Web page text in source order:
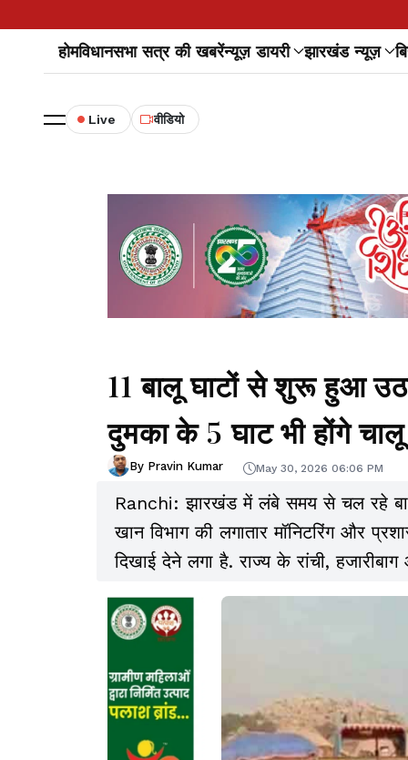
होमविधानसभा सत्र की खबरेंन्यूज़ डायरी झारखंड न्यूज़
Live वीडियो
11 बालू घाटों से शुरू हुआ
दुमका के 5 घाट भी होंगे चालू
By Pravin Kumar May 30, 2026 06:06 PM
Ranchi: झारखंड में लंबे समय से चल रहे
खान विभाग की लगातार मॉनिटरिंग और
दिखाई देने लगा है. राज्य के रांची,
हो गया है, जबकि पांच अन्य बालू घाटों को
है.